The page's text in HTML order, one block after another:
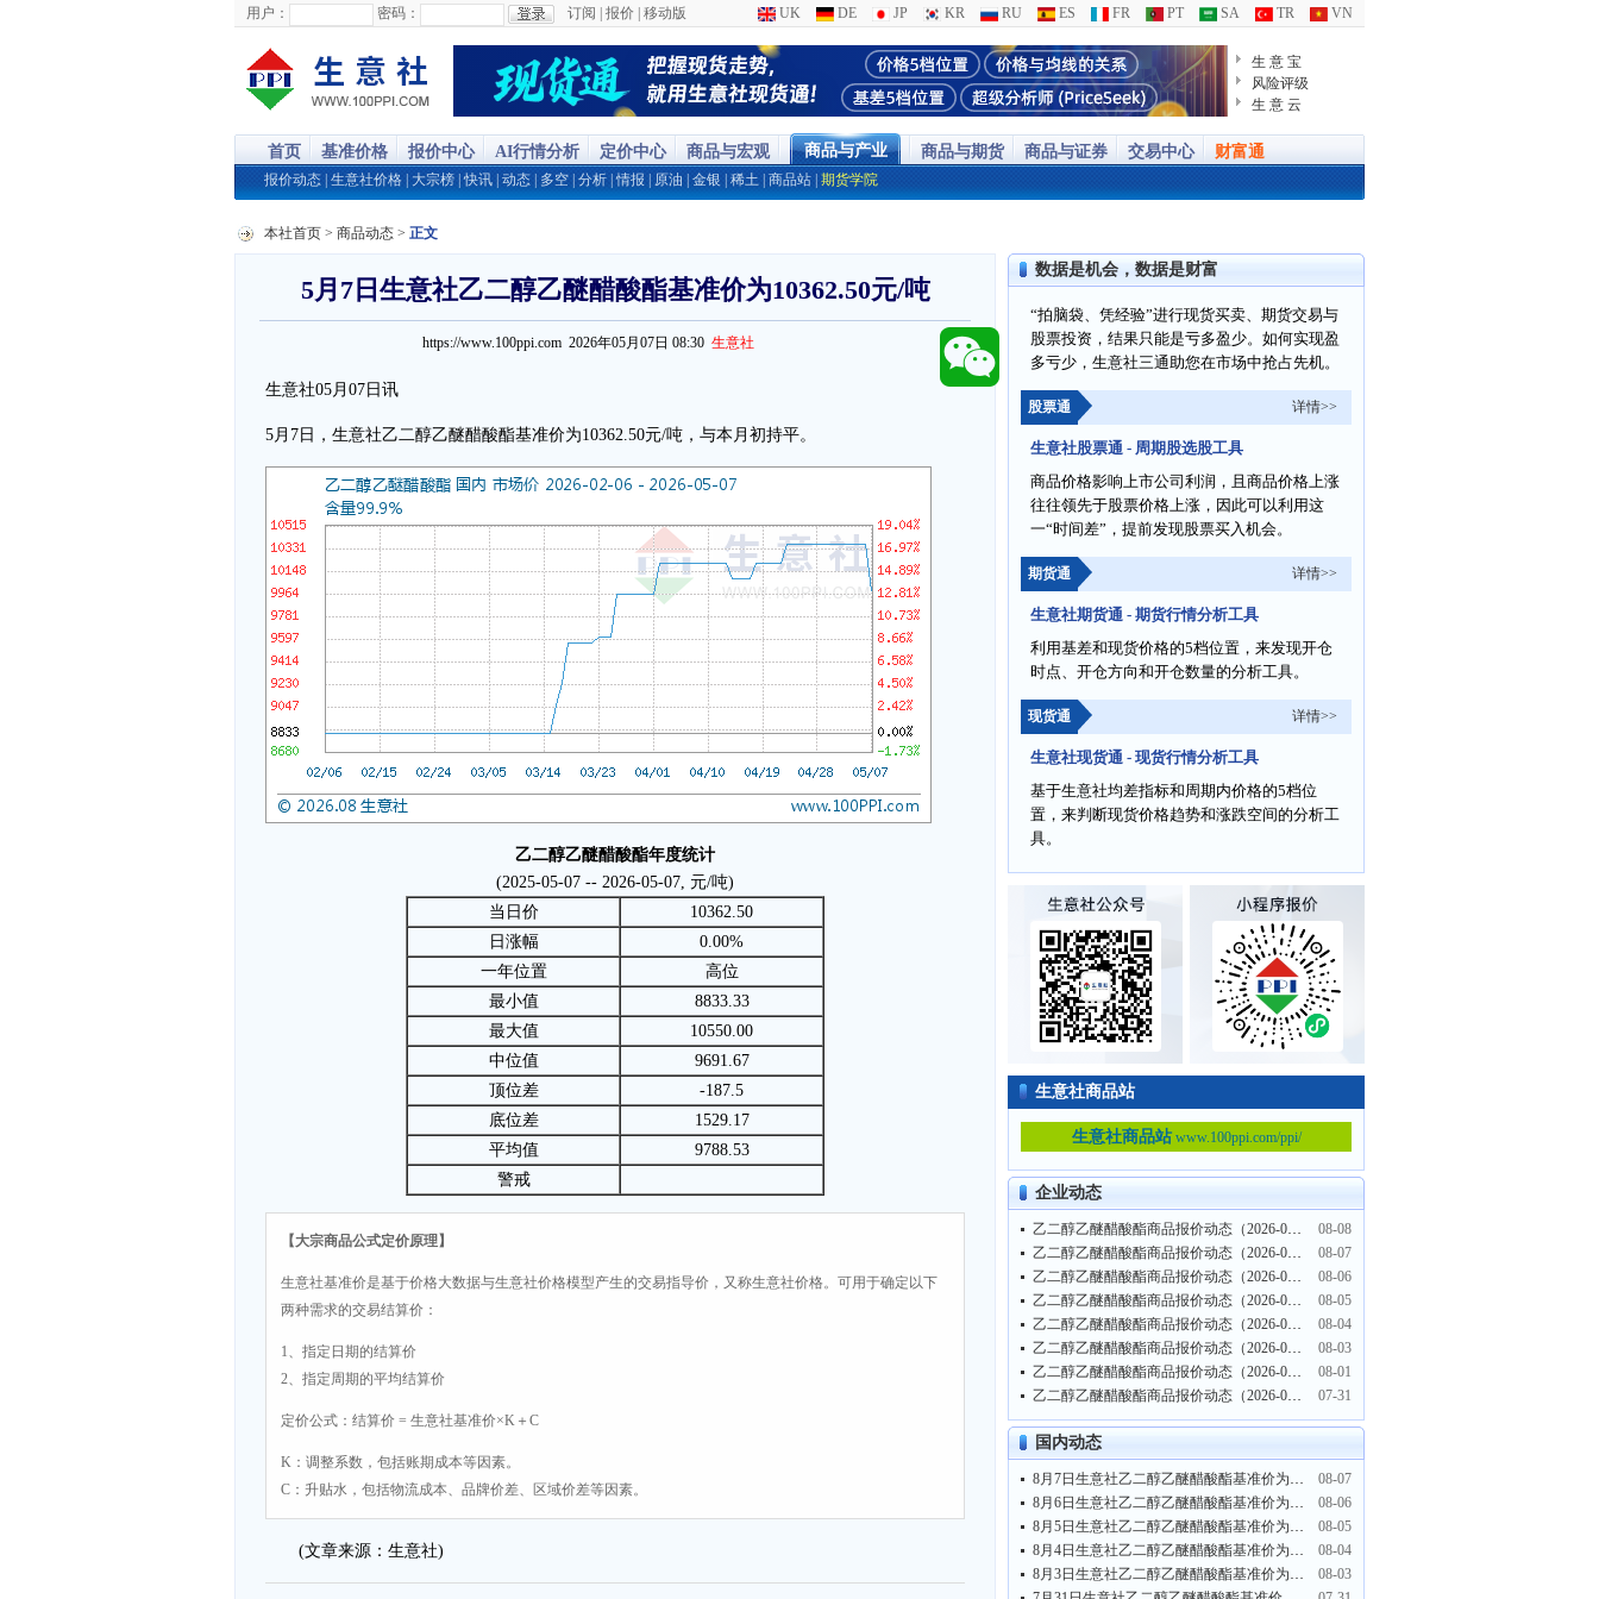
用户： 密码： 订阅 报价 移动版 UK DE JP KR RU ES FR PT SA TR VN
生 意 宝
风险评级
生 意 云
首页 基准价格 报价中心 AI行情分析 定价中心 商品与宏观 商品与产业 商品与期货 商品与证券 交易中心 财富通
报价动态 生意社价格 大宗榜 |快讯 动态 多空 分析 |情报 原油 金银 稀土 商品站 期货学院
本社首页 > 商品动态 > 正文
5月7日生意社乙二醇乙醚醋酸酯基准价为10362.50元/吨
https://www.100ppi.com 2026年05月07日 08:30 生意社
生意社05月07日讯
5月7日，生意社乙二醇乙醚醋酸酯基准价为10362.50元/吨，与本月初持平。
乙二醇乙醚醋酸酯年度统计
(2025-05-07 -- 2026-05-07, 元/吨)
当日价
10362.50
日涨幅
0.00%
一年位置
高位
最小值
8833.33
最大值
10550.00
中位值
9691.67
顶位差
-187.5
底位差
1529.17
平均值
9788.53
警戒
【大宗商品公式定价原理】
生意社基准价是基于价格大数据与生意社价格模型产生的交易指导价，又称生意社价格。可用于确定以下
两种需求的交易结算价：
1、指定日期的结算价
2、指定周期的平均结算价
定价公式：结算价 = 生意社基准价×K＋C
K：调整系数，包括账期成本等因素。
C：升贴水，包括物流成本、品牌价差、区域价差等因素。
(文章来源：生意社)
数据是机会，数据是财富
“拍脑袋、凭经验”进行现货买卖、期货交易与
股票投资，结果只能是亏多盈少。如何实现盈
多亏少，生意社三通助您在市场中抢占先机。
股票通 详情>>
生意社股票通 - 周期股选股工具
商品价格影响上市公司利润，且商品价格上涨
往往领先于股票价格上涨，因此可以利用这
一“时间差”，提前发现股票买入机会。
期货通 详情>>
生意社期货通 - 期货行情分析工具
利用基差和现货价格的5档位置，来发现开仓
时点、开仓方向和开仓数量的分析工具。
现货通 详情>>
生意社现货通 - 现货行情分析工具
基于生意社均差指标和周期内价格的5档位
置，来判断现货价格趋势和涨跌空间的分析工
具。
生意社商品站
生意社商品站www.100ppi.com/ppi/
企业动态
乙二醇乙醚醋酸酯商品报价动态（2026-08-08）
08-08
乙二醇乙醚醋酸酯商品报价动态（2026-08-07）
08-07
乙二醇乙醚醋酸酯商品报价动态（2026-08-06）
08-06
乙二醇乙醚醋酸酯商品报价动态（2026-08-05）
08-05
乙二醇乙醚醋酸酯商品报价动态（2026-08-04）
08-04
乙二醇乙醚醋酸酯商品报价动态（2026-08-03）
08-03
乙二醇乙醚醋酸酯商品报价动态（2026-08-01）
08-01
乙二醇乙醚醋酸酯商品报价动态（2026-07-31）
07-31
国内动态
8月7日生意社乙二醇乙醚醋酸酯基准价为9566.67元/吨
08-07
8月6日生意社乙二醇乙醚醋酸酯基准价为9566.67元/吨
08-06
8月5日生意社乙二醇乙醚醋酸酯基准价为9566.67元/吨
08-05
8月4日生意社乙二醇乙醚醋酸酯基准价为9566.67元/吨
08-04
8月3日生意社乙二醇乙醚醋酸酯基准价为9566.67元/吨
08-03